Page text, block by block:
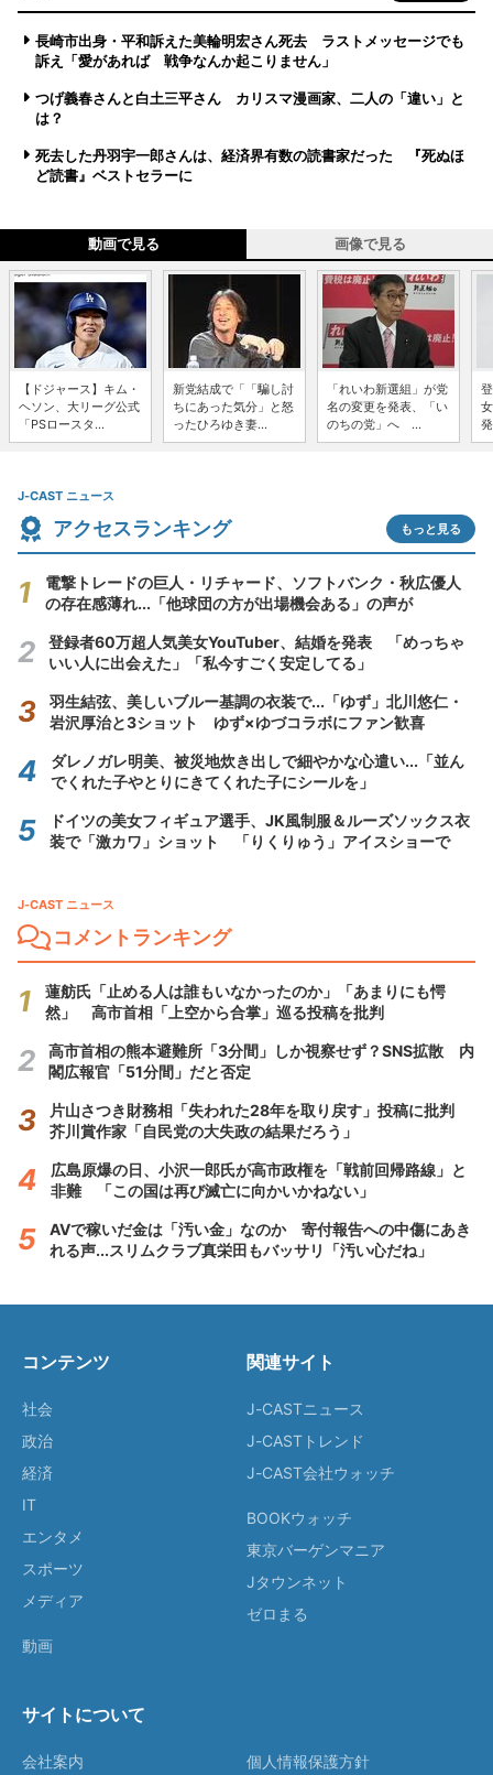
長崎市出身・平和訴えた美輪明宏さん死去 ラストメッセージでも
訴え「愛があれば 戦争なんか起こりません」
つげ義春さんと白土三平さん カリスマ漫画家、二人の「違い」と
は？
死去した丹羽宇一郎さんは、経済界有数の読書家だった 『死ぬほ
ど読書』ベストセラーに
動画で見る 画像で見る
【ドジャース】キム・
ヘソン、大リーグ公式
「PSロースタ...
新党結成で「「騙し討
ちにあった気分」と怒
ったひろゆき妻...
「れいわ新選組」が党
名の変更を発表、「い
のちの党」へ ...
J-CAST ニュース
アクセスランキング もっと見る
電撃トレードの巨人・リチャード、ソフトバンク・秋広優人
の存在感薄れ...「他球団の方が出場機会ある」の声が
登録者60万超人気美女YouTuber、結婚を発表 「めっちゃ
いい人に出会えた」「私今すごく安定してる」
羽生結弦、美しいブルー基調の衣装で...「ゆず」北川悠仁・
岩沢厚治と3ショット ゆず×ゆづコラボにファン歓喜
ダレノガレ明美、被災地炊き出しで細やかな心遣い...「並ん
でくれた子やとりにきてくれた子にシールを」
ドイツの美女フィギュア選手、JK風制服＆ルーズソックス衣
装で「激カワ」ショット 「りくりゅう」アイスショーで
J-CAST ニュース
コメントランキング
蓮舫氏「止める人は誰もいなかったのか」「あまりにも愕
然」 高市首相「上空から合掌」巡る投稿を批判
高市首相の熊本避難所「3分間」しか視察せず？SNS拡散 内
閣広報官「51分間」だと否定
片山さつき財務相「失われた28年を取り戻す」投稿に批判
芥川賞作家「自民党の大失政の結果だろう」
広島原爆の日、小沢一郎氏が高市政権を「戦前回帰路線」と
非難 「この国は再び滅亡に向かいかねない」
AVで稼いだ金は「汚い金」なのか 寄付報告への中傷にあき
れる声...スリムクラブ真栄田もバッサリ「汚い心だね」
コンテンツ
社会
政治
経済
IT
エンタメ
スポーツ
メディア
動画
関連サイト
J-CASTニュース
J-CASTトレンド
J-CAST会社ウォッチ
BOOKウォッチ
東京バーゲンマニア
Jタウンネット
ゼロまる
サイトについて
会社案内 個人情報保護方針